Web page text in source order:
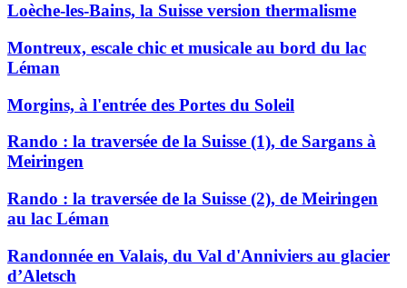
Loèche-les-Bains, la Suisse version thermalisme
Montreux, escale chic et musicale au bord du lac
Léman
Morgins, à l'entrée des Portes du Soleil
Rando : la traversée de la Suisse (1), de Sargans à
Meiringen
Rando : la traversée de la Suisse (2), de Meiringen
au lac Léman
Randonnée en Valais, du Val d'Anniviers au glacier
d’Aletsch